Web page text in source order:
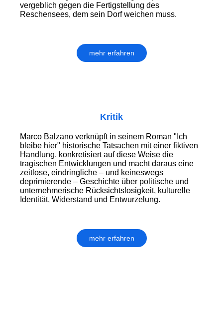
vergeblich gegen die Fertigstellung des
Reschensees, dem sein Dorf weichen muss.
mehr erfahren
Kritik
Marco Balzano verknüpft in seinem Roman "Ich
bleibe hier" historische Tatsachen mit einer fiktiven
Handlung, konkretisiert auf diese Weise die
tragischen Entwicklungen und macht daraus eine
zeitlose, eindringliche – und keineswegs
deprimierende – Geschichte über politische und
unternehmerische Rücksichtslosigkeit, kulturelle
Identität, Widerstand und Entwurzelung.
mehr erfahren